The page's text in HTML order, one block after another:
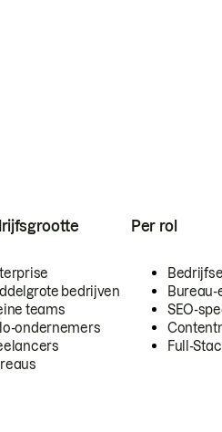
bedrijven
teams
ondernemers
Per rol
Bureau-
SEO-
Full-